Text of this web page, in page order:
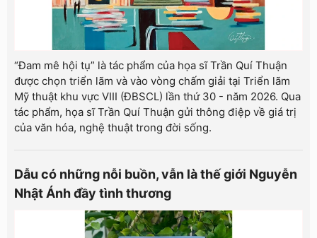
“Đam mê hội tụ” là tác phẩm của họa sĩ Trần Quí Thuận
được chọn triển lãm và vào vòng chấm giải tại Triển lãm
Mỹ thuật khu vực VIII (ĐBSCL) lần thứ 30 - năm 2026. Qua
tác phẩm, họa sĩ Trần Quí Thuận gửi thông điệp về giá trị
của văn hóa, nghệ thuật trong đời sống.
Dẫu có những nỗi buồn, vẫn là thế giới Nguyễn
Nhật Ánh đầy tình thương